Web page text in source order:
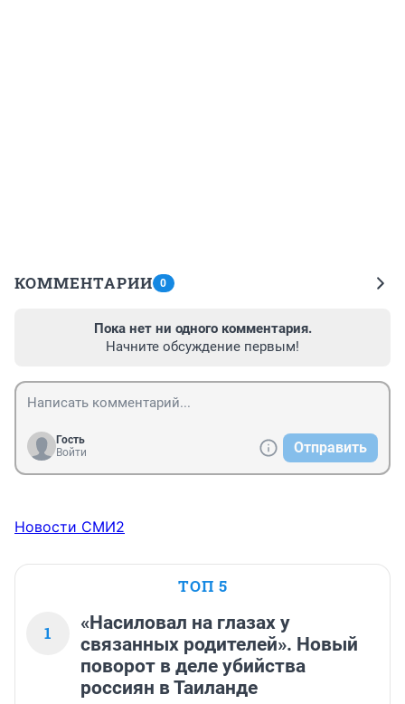
КОММЕНТАРИИ 0
Пока нет ни одного комментария.
Начните обсуждение первым!
Гость
Войти
Отправить
Новости СМИ2
ТОП 5
1
«Насиловал на глазах у
связанных родителей». Новый
поворот в деле убийства
россиян в Таиланде